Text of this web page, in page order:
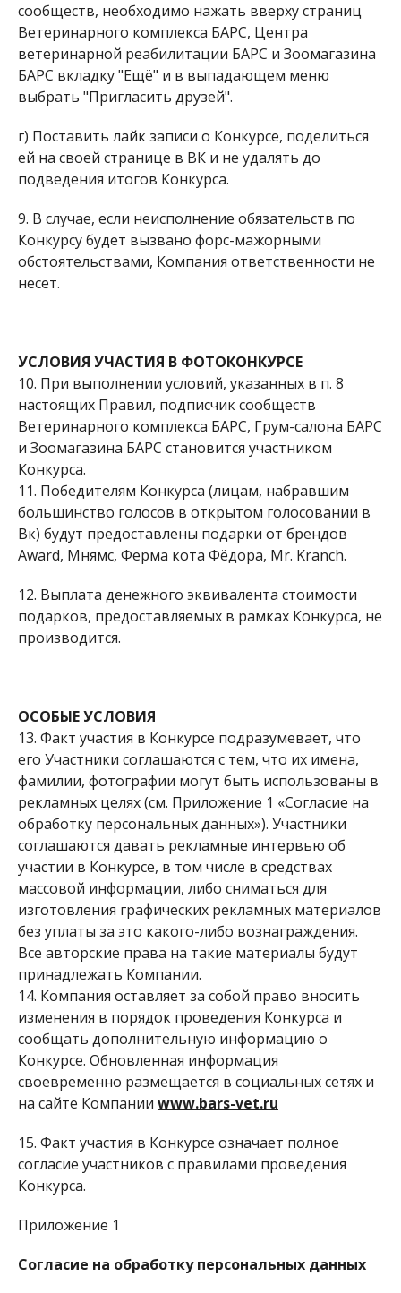
сообществ, необходимо нажать вверху страниц
Ветеринарного комплекса БАРС, Центра
ветеринарной реабилитации БАРС и Зоомагазина
БАРС вкладку "Ещё" и в выпадающем меню
выбрать "Пригласить друзей".
г) Поставить лайк записи о Конкурсе, поделиться
ей на своей странице в ВК и не удалять до
подведения итогов Конкурса.
9. В случае, если неисполнение обязательств по
Конкурсу будет вызвано форс-мажорными
обстоятельствами, Компания ответственности не
несет.
УСЛОВИЯ УЧАСТИЯ В ФОТОКОНКУРСЕ
10. При выполнении условий, указанных в п. 8
настоящих Правил, подписчик сообществ
Ветеринарного комплекса БАРС, Грум-салона БАРС
и Зоомагазина БАРС становится участником
Конкурса.
11. Победителям Конкурса (лицам, набравшим
большинство голосов в открытом голосовании в
Вк) будут предоставлены подарки от брендов
Award, Мнямс, Ферма кота Фёдора, Mr. Kranch.
12. Выплата денежного эквивалента стоимости
подарков, предоставляемых в рамках Конкурса, не
производится.
ОСОБЫЕ УСЛОВИЯ
13. Факт участия в Конкурсе подразумевает, что
его Участники соглашаются с тем, что их имена,
фамилии, фотографии могут быть использованы в
рекламных целях (см. Приложение 1 «Согласие на
обработку персональных данных»). Участники
соглашаются давать рекламные интервью об
участии в Конкурсе, в том числе в средствах
массовой информации, либо сниматься для
изготовления графических рекламных материалов
без уплаты за это какого-либо вознаграждения.
Все авторские права на такие материалы будут
принадлежать Компании.
14. Компания оставляет за собой право вносить
изменения в порядок проведения Конкурса и
сообщать дополнительную информацию о
Конкурсе. Обновленная информация
своевременно размещается в социальных сетях и
на сайте Компании www.bars-vet.ru
15. Факт участия в Конкурсе означает полное
согласие участников с правилами проведения
Конкурса.
Приложение 1
Согласие на обработку персональных данных